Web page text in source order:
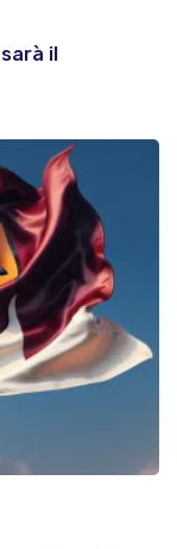
il